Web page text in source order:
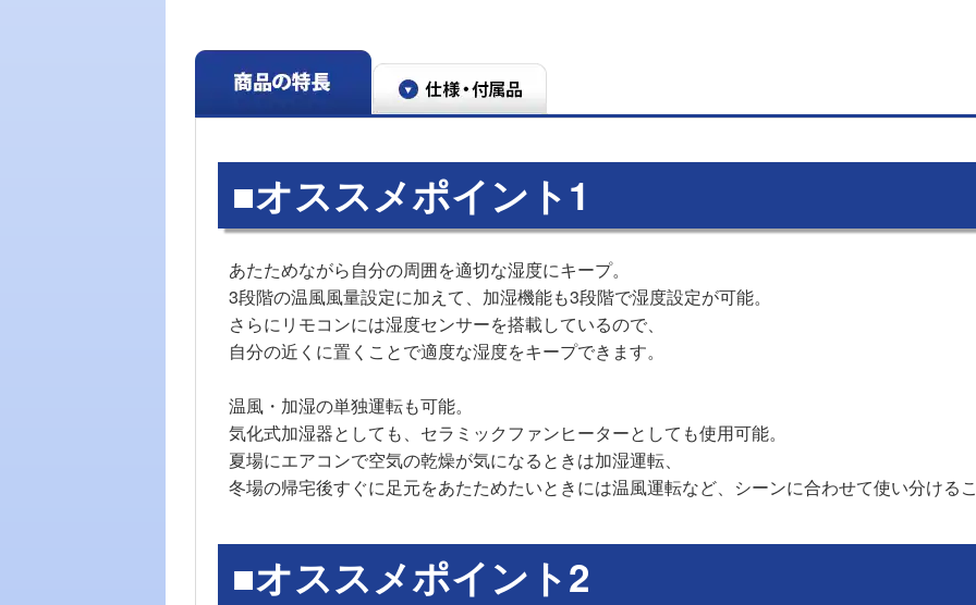
■オススメポイント1
あたためながら自分の周囲を適切な湿度にキープ。
3段階の温風風量設定に加えて、加湿機能も3段階で湿度設定が可能。
さらにリモコンには湿度センサーを搭載しているので、
自分の近くに置くことで適度な湿度をキープできます。
温風・加湿の単独運転も可能。
気化式加湿器としても、セラミックファンヒーターとしても使用可能。
夏場にエアコンで空気の乾燥が気になるときは加湿運転、
冬場の帰宅後すぐに足元をあたためたいときには温風運転など、シーンに合わせて使い分ける
■オススメポイント2